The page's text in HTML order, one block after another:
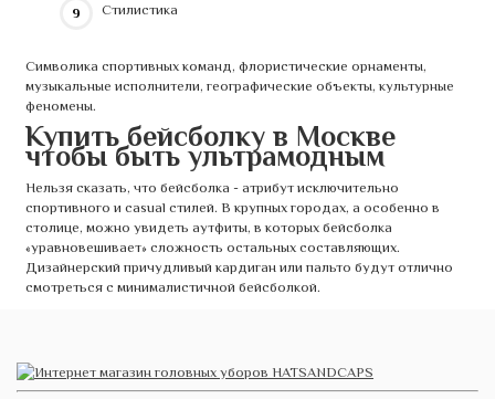
Стилистика
Символика спортивных команд, флористические орнаменты,
музыкальные исполнители, географические объекты, культурные
феномены.
Купить бейсболку в Москве
чтобы быть ультрамодным
Нельзя сказать, что бейсболка - атрибут исключительно
спортивного и casual стилей. В крупных городах, а особенно в
столице, можно увидеть аутфиты, в которых бейсболка
«уравновешивает» сложность остальных составляющих.
Дизайнерский причудливый кардиган или пальто будут отлично
смотреться с минималистичной бейсболкой.